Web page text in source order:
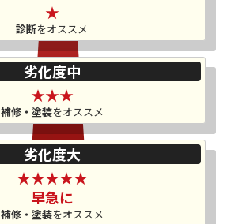
★
診断をオススメ
劣化度中
★★★
補修・塗装をオススメ
劣化度大
★★★★★
早急に
補修・塗装をオススメ